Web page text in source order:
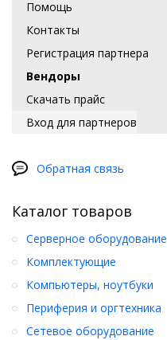
Помощь
Контакты
Регистрация партнера
Вендоры
Скачать прайс
Вход для партнеров
Обратная связь
Каталог товаров
Серверное оборудование
Комплектующие
Компьютеры, ноутбуки
Периферия и оргтехника
Сетевое оборудование